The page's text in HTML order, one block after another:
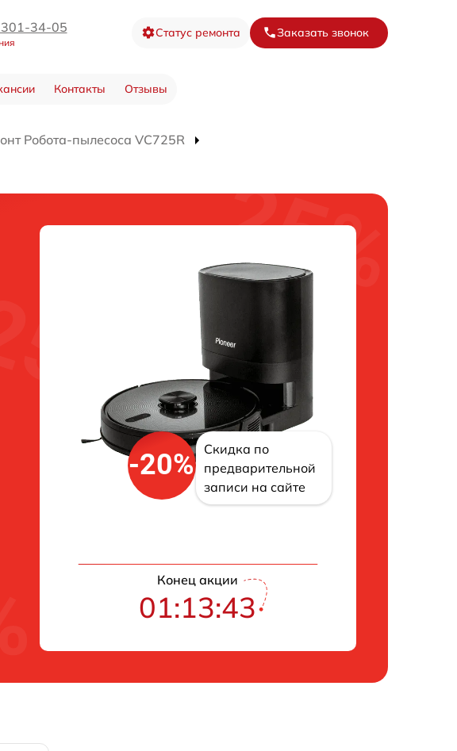
34-05 Статус ремонта Заказать звонок
Контакты Отзывы
Робота-пылесоса VC725R
-20%
Скидка по
предварительной
записи на сайте
Конец акции
01:13:42